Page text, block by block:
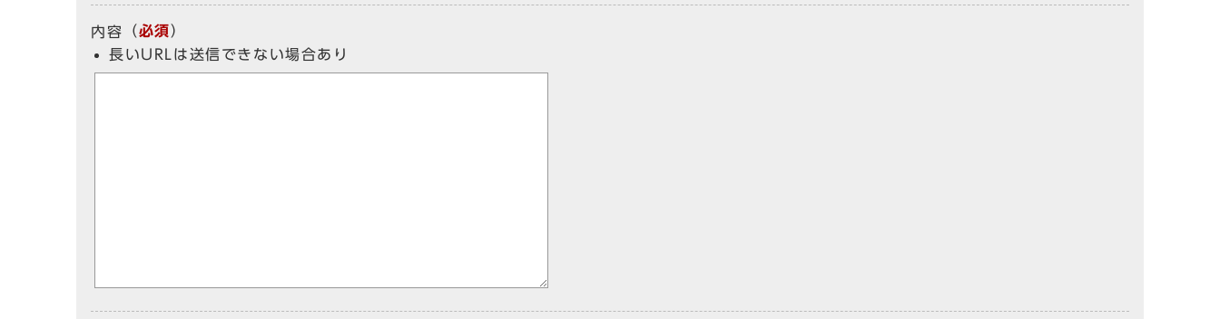
内容 （必須）
長いURLは送信できない場合あり